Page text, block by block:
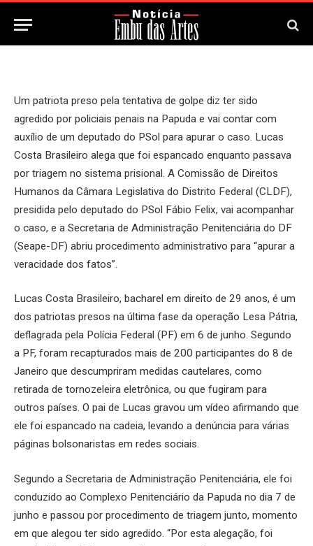
16 de Junho, 2024
Um patriota preso pela tentativa de golpe diz ter sido
agredido por policiais penais na Papuda e vai contar com
auxílio de um deputado do PSol para apurar o caso. Lucas
Costa Brasileiro alega que foi espancado enquanto passava
por triagem no sistema prisional. A Comissão de Direitos
Humanos da Câmara Legislativa do Distrito Federal (CLDF),
presidida pelo deputado do PSol Fábio Felix, vai acompanhar
o caso, e a Secretaria de Administração Penitenciária do DF
(Seape-DF) abriu procedimento administrativo para “apurar a
veracidade dos fatos”.
Lucas Costa Brasileiro, bacharel em direito de 29 anos, é um
dos patriotas presos na última fase da operação Lesa Pátria,
deflagrada pela Polícia Federal (PF) em 6 de junho. Segundo
a PF, foram recapturados mais de 200 participantes do 8 de
Janeiro que descumpriram medidas cautelares, como
retirada de tornozeleira eletrônica, ou que fugiram para
outros países. O pai de Lucas gravou um vídeo afirmando que
ele foi espancado na cadeia, levando a denúncia para várias
páginas bolsonaristas em redes sociais.
Segundo a Secretaria de Administração Penitenciária, ele foi
conduzido ao Complexo Penitenciário da Papuda no dia 7 de
junho e passou por procedimento de triagem junto, momento
em que alegou ter sido agredido. “Por esta alegação, foi